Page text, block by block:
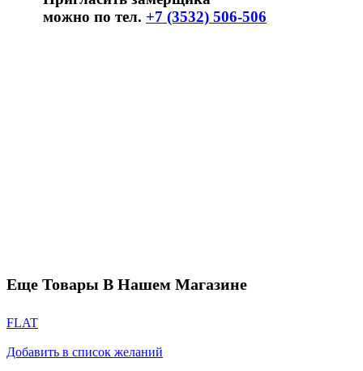
можно по тел. +7 (3532) 506-506
Еще Товары В Нашем Магазине
FLAT
Добавить в список желаний